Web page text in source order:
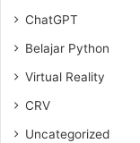
ChatGPT
Belajar Python
Virtual Reality
CRV
Uncategorized